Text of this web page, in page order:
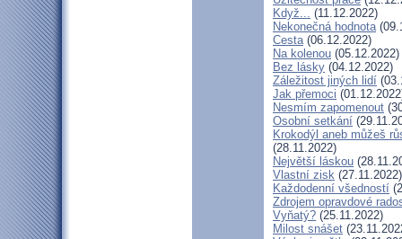
Když... (11.12.2022)
Nekonečná hodnota
Cesta(06.12.2022)
Na kolenou (05.12.2022)
Bez lásky (04.12.2022)
Záležitost jiných lidí
Jak přemoci
Nesmím zapomenout
Osobní setkání
Krokodýl aneb můžeš
(28.11.2022)
Největší láskou
Vlastní zisk (27.11.2022)
Každodenní všedností
Zdrojem opravdové
Vyňatý? (25.11.2022)
Milost snášet